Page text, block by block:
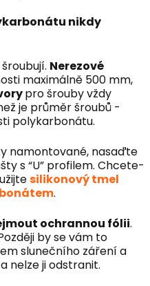
nikdy
Nerezové
maximálně 500 mm,
pro šrouby vždy
je průměr šroubů -
polykarbonátu.
namontované, nasaďte
s “U” profilem. Chcete-
silikonový tmel
.
ochrannou fólii.
by se vám to
slunečního záření a
nelze ji odstranit.